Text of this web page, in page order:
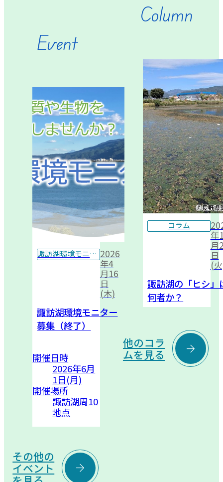
Event
諏訪湖環境モニター 2026
年4
月16
日
(木)
諏訪湖環境モニター
募集（終了）
開催日時
2026年6月
1日(月)
開催場所
諏訪湖周10
地点
その他の
イベント

Column
コラム
年
月
日
(
諏訪湖の「ヒシ」
何者か？
他のコラ
ムを見る
